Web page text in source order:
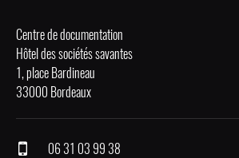
Centre de documentation
Hôtel des sociétés savantes
1, place Bardineau
33000 Bordeaux
06 31 03 99 38